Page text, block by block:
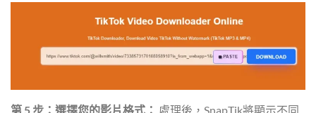
第 5 步：選擇您的影片格式： 處理後，SnapTik將顯示不同